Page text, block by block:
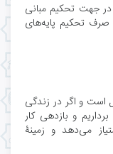
جهت تحکیم مبانی
صرف تحکیم پایه‌های
است و اگر در زندگی
و بازدهی کار
می‌دهد و زمینۀ